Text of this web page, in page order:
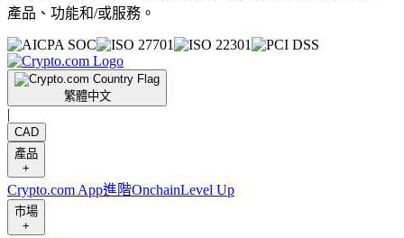
產品、功能和/或服務。
繁體中文
|
CAD
產品
+
Crypto.com App進階OnchainLevel Up
市場
+